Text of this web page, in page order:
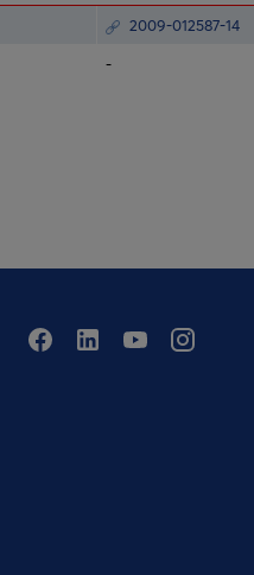
2009-012587-14
-